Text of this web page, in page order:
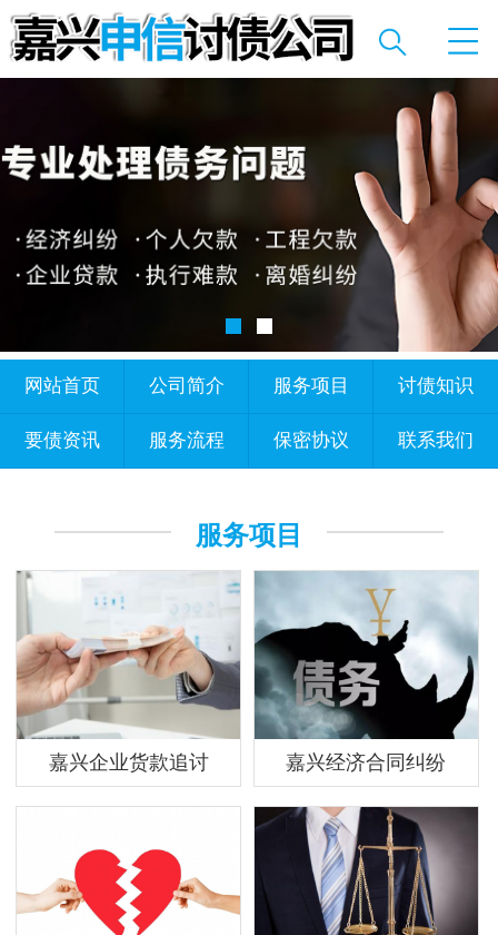
网站首页 公司简介 服务项目 讨债知识
要债资讯 服务流程 保密协议 联系我们
服务项目
嘉兴企业货款追讨 嘉兴经济合同纠纷